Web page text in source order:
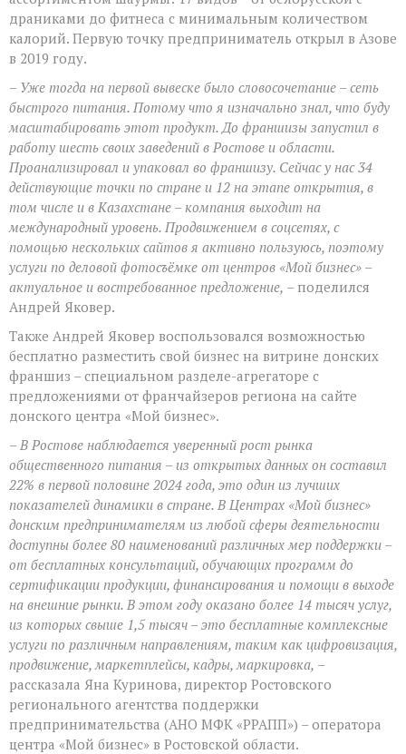
драниками до фитнеса с минимальным количеством
калорий. Первую точку предприниматель открыл в Азове
в 2019 году.
– Уже тогда на первой вывеске было словосочетание – сеть
быстрого питания. Потому что я изначально знал, что буду
масштабировать этот продукт. До франшизы запустил в
работу шесть своих заведений в Ростове и области.
Проанализировал и упаковал во франшизу. Сейчас у нас 34
действующие точки по стране и 12 на этапе открытия, в
том числе и в Казахстане – компания выходит на
международный уровень. Продвижением в соцсетях, с
помощью нескольких сайтов я активно пользуюсь, поэтому
услуги по деловой фотосъёмке от центров «Мой бизнес» –
актуальное и востребованное предложение, – поделился
Андрей Яковер.
Также Андрей Яковер воспользовался возможностью
бесплатно разместить свой бизнес на витрине донских
франшиз – специальном разделе-агрегаторе с
предложениями от франчайзеров региона на сайте
донского центра «Мой бизнес».
– В Ростове наблюдается уверенный рост рынка
общественного питания – из открытых данных он составил
22% в первой половине 2024 года, это один из лучших
показателей динамики в стране. В Центрах «Мой бизнес»
донским предпринимателям из любой сферы деятельности
доступны более 80 наименований различных мер поддержки –
от бесплатных консультаций, обучающих программ до
сертификации продукции, финансирования и помощи в выходе
на внешние рынки. В этом году оказано более 14 тысяч услуг,
из которых свыше 1,5 тысяч – это бесплатные комплексные
услуги по различным направлениям, таким как цифровизация,
продвижение, маркетплейсы, кадры, маркировка, –
рассказала Яна Куринова, директор Ростовского
регионального агентства поддержки
предпринимательства (АНО МФК «РРАПП») – оператора
центра «Мой бизнес» в Ростовской области.